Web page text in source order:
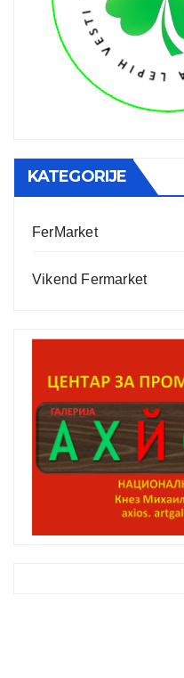
KATEGORIJE
FerMarket
Vikend Fermarket